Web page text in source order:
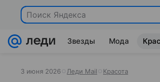
Поиск Яндекса
Звезды Мода
3 июня 2026 Леди Mail Красота